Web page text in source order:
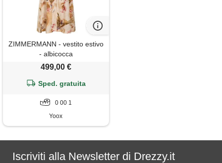
ZIMMERMANN - vestito estivo
- albicocca
499,00 €
Sped. gratuita
0 00 1
Yoox
Iscriviti alla Newsletter di Drezzy.it